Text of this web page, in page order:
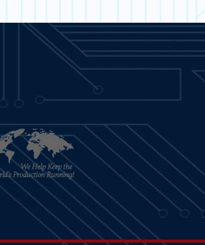
LERN MEHR